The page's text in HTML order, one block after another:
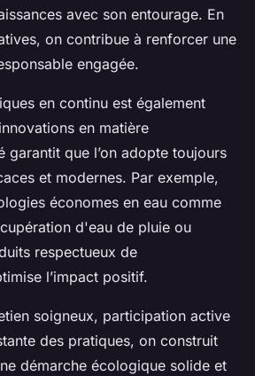
avec son entourage. En
on contribue à renforcer une
engagée.
en continu est également
en matière
garantit que l’on adopte toujours
et modernes. Par exemple,
économes en eau comme
d'eau de pluie ou
respectueux de
l’impact positif.
soigneux, participation active
des pratiques, on construit
démarche écologique solide et